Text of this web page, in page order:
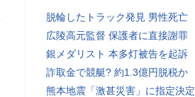
脱輪したトラック発見 男性死亡
広陵高元監督 保護者に直接謝罪
銀メダリスト 本多灯被告を起訴
詐取金で競艇? 約1.3億円脱税か
熊本地震「激甚災害」に指定決定